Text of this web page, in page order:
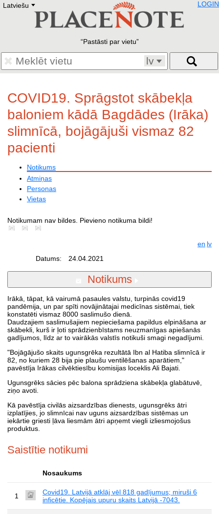
Latviešu E
Deutsch
Francais
Polski
Eestikeelne
LOGIN
Pastāsti par vietu
lv
COVID19. Sprāgstot skābekļa
baloniem kādā Bagdādes (Irāka)
slimnīcā, bojāgājuši vismaz 82
pacienti
Notikums
Atmiņas
Personas
Vietas
Notikumam nav bildes. Pievieno notikuma bildi!
en lv
Datums:
24.04.2021
Notikums
Irākā, tāpat, kā vairumā pasaules valstu, turpinās covid19
pandēmija, un par spīti novājinātajai medicīnas sistēmai, tiek
konstatēti vismaz 8000 saslimušo dienā.
Daudzajiem saslimušajiem nepieciešama papildus elpināšana ar
skābekli, kurš ir ļoti sprādzienbīstams neuzmanīgas apiešanās
gadījumos, līdz ar to vairākās valstīs notikuši smagi negadījumi.
"Bojāgājušo skaits ugunsgrēka rezultātā Ibn al Hatiba slimnīcā ir
82, no kuriem 28 bija pie plaušu ventilēšanas aparātiem,"
pavēstīja Irākas cilvēktiesību komisijas loceklis Ali Bajati.
Ugunsgrēks sācies pēc balona sprādziena skābekļa glabātuvē,
ziņo avoti.
Kā pavēstīja civilās aizsardzības dienests, ugunsgrēks ātri
izplatījies, jo slimnīcai nav uguns aizsardzības sistēmas un
iekārtie griesti ļāva liesmām ātri apņemt viegli izliesmojošus
produktus.
Saistītie notikumi
Nosaukums
1
Covid19. Latvijā atklāj vēl 818 gadījumus; miruši 6
inficētie. Kopējais upuru skaits Latvijā -7043.